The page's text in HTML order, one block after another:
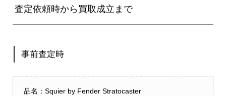
査定依頼時から買取成立まで
事前査定時
品名：Squier by Fender Stratocaster